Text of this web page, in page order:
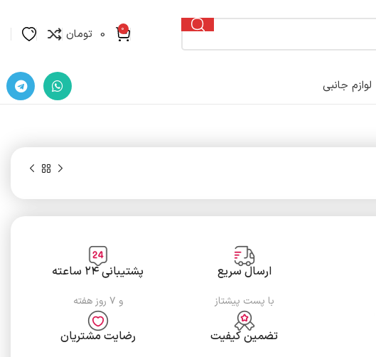
0
0 تومان
لوازم جانبی
ارسال سریع
با پست پیشتاز
پشتیبانی ۲۴ ساعته
و ۷ روز هفته
تضمین کیفیت رضایت مشتریان